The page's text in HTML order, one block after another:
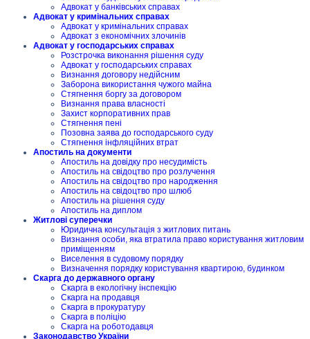
Адвокат у банківських справах
Адвокат у кримінальних справах
Адвокат у кримінальних справах
Адвокат з економічних злочинів
Адвокат у господарських справах
Розстрочка виконання рішення суду
Адвокат у господарських справах
Визнання договору недійсним
Заборона використання чужого майна
Стягнення боргу за договором
Визнання права власності
Захист корпоративних прав
Стягнення пені
Позовна заява до господарського суду
Стягнення інфляційних втрат
Апостиль на документи
Апостиль на довідку про несудимість
Апостиль на свідоцтво про розлучення
Апостиль на свідоцтво про народження
Апостиль на свідоцтво про шлюб
Апостиль на рішення суду
Апостиль на диплом
Житлові суперечки
Юридична консультація з житлових питань
Визнання особи, яка втратила право користування житловим
приміщенням
Виселення в судовому порядку
Визначення порядку користування квартирою, будинком
Скарга до державного органу
Скарга в екологічну інспекцію
Скарга на продавця
Скарга в прокуратуру
Скарга в поліцію
Скарга на роботодавця
Законодавство України